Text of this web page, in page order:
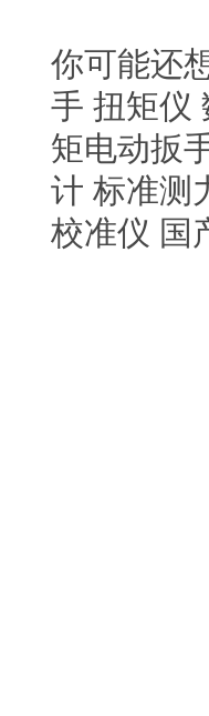
你可能还
手 扭矩仪
矩电动扳
计 标准测
校准仪 国